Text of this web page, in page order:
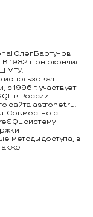
Олег Бартунов
1982 г. он окончил
МГУ.
использовал
1996 г. участвует
в России.
сайта astronet.ru.
Совместно с
систему
методы доступа, в